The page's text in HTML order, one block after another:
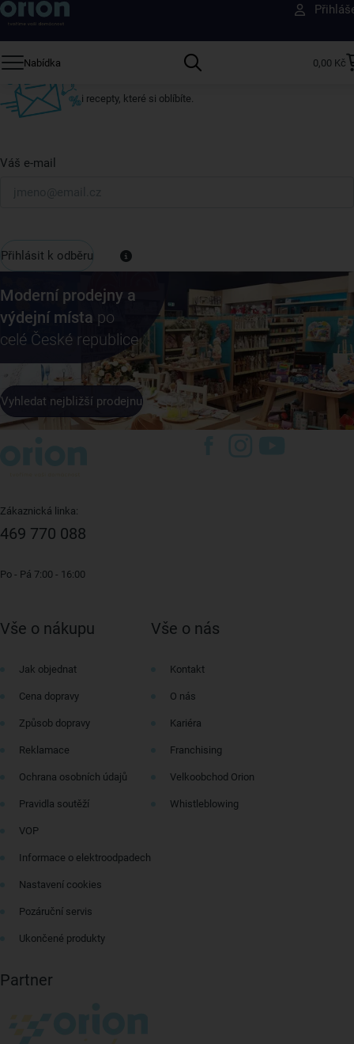
Nabídka 0,00 Kč
ostatní
Přihlaste se k odběru našeho newsletteru.
i recepty, které si oblíbíte.
Váš e-mail
Přihlásit k odběru
Moderní prodejny a
výdejní místa po
celé České republice
Vyhledat nejbližší prodejnu
Zákaznická linka:
469 770 088
Po - Pá 7:00 - 16:00
Vše o nákupu
Jak objednat
Cena dopravy
Způsob dopravy
Reklamace
Ochrana osobních údajů
Pravidla soutěží
VOP
Informace o elektroodpadech
Nastavení cookies
Pozáruční servis
Ukončené produkty
Vše o nás
Kontakt
O nás
Kariéra
Franchising
Velkoobchod Orion
Whistleblowing
Partner